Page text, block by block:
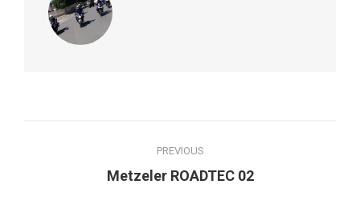
navigation
PREVIOUS
Previous
Metzeler ROADTEC 02